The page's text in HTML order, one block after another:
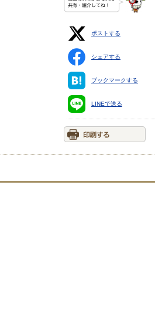
ポストする
シェアする
ブックマークする
LINEで送る